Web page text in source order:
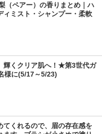
（ペアー）の香りまとめ｜ハ
ィミスト・シャンプー・柔軟
輝くクリア肌へ！★第3世代ガ
様に(5/17～5/23)
てくれるので、眉の存在感を